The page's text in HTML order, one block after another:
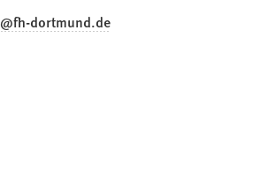
fh-dortmund de